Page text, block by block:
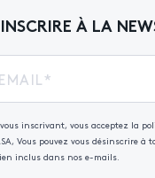
À LA
inscrivant, vous acceptez la
Vous pouvez vous désinscrire
inclus dans nos e-mails.